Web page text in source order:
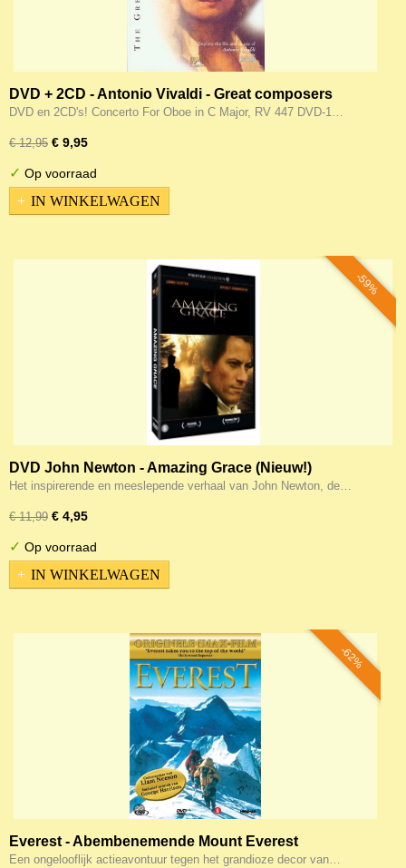
DVD + 2CD - Antonio Vivaldi - Great composers
DVD en 2CD's! Concerto For Oboe in C Major, RV 447 DVD-1…
€ 12,95 € 9,95
✓ Op voorraad
IN WINKELWAGEN
-59%
DVD John Newton - Amazing Grace (Nieuw!)
Het inspirerende en meeslepende verhaal van John Newton, de…
€ 11,99 € 4,95
✓ Op voorraad
IN WINKELWAGEN
-62%
Everest - Abembenemende Mount Everest
documentaire!
Een ongelooflijk actieavontuur tegen het grandioze decor van…